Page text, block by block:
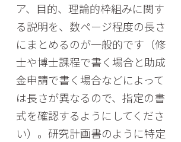
ア、目的、理論的枠組みに関す
る説明を、数ページ程度の長さ
にまとめるのが一般的です（修
士や博士課程で書く場合と助成
金申請で書く場合などによって
は長さが異なるので、指定の書
式を確認するようにしてくださ
い）。研究計画書のように特定